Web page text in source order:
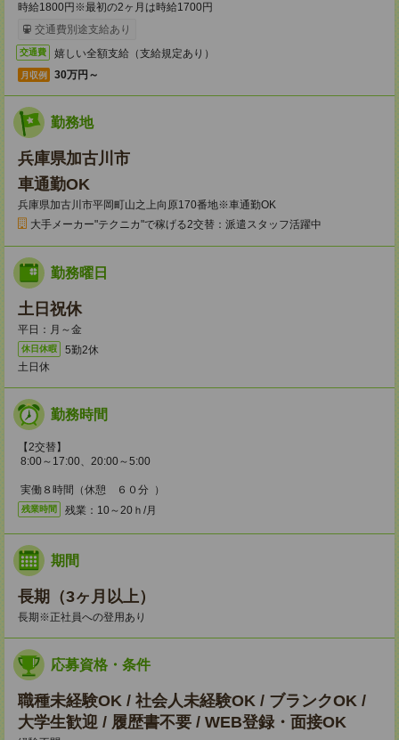
時給1800円※最初の2ヶ月は時給1700円
交通費別途支給あり
交通費 嬉しい全額支給（支給規定あり）
月収例 30万円～
勤務地
兵庫県加古川市
車通勤OK
兵庫県加古川市平岡町山之上向原170番地※車通勤OK
大手メーカー"テクニカ"で稼げる2交替：派遣スタッフ活躍中
勤務曜日
土日祝休
平日：月～金
休日休暇
5勤2休
土日休
勤務時間
【2交替】
8:00～17:00、20:00～5:00
実働８時間（休憩 ６０分 ）
残業時間 残業：10～20ｈ/月
期間
長期（3ヶ月以上）
長期※正社員への登用あり
応募資格・条件
職種未経験OK / 社会人未経験OK / ブランクOK /
大学生歓迎 / 履歴書不要 / WEB登録・面接OK